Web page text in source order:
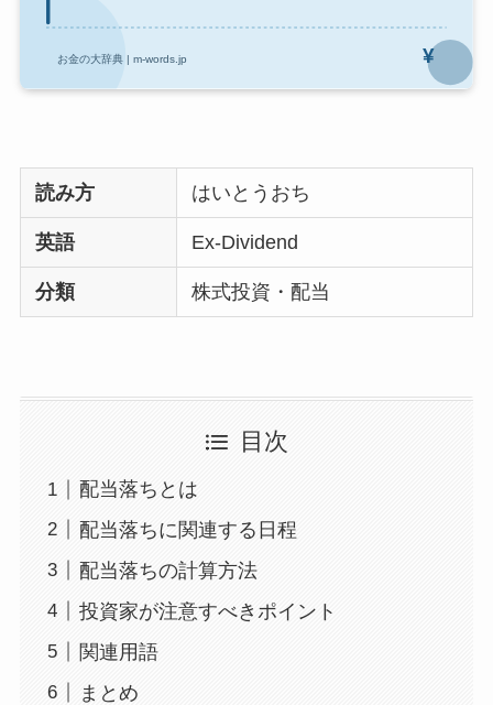
読み方 はいとうおち
英語 Ex-Dividend
分類 株式投資・配当
目次
配当落ちとは
配当落ちに関連する日程
配当落ちの計算方法
投資家が注意すべきポイント
関連用語
まとめ